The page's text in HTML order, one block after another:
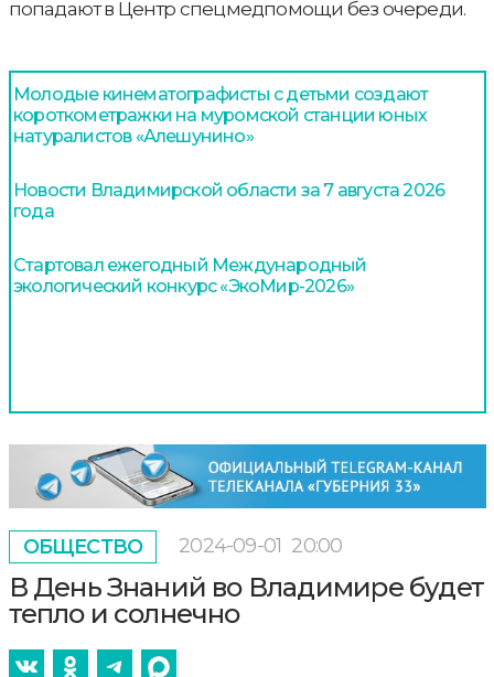
попадают в Центр спецмедпомощи без очереди.
Молодые кинематографисты с детьми создают
короткометражки на муромской станции юных
натуралистов «Алешунино»
Новости Владимирской области за 7 августа 2026
года
Стартовал ежегодный Международный
экологический конкурс «ЭкоМир-2026»
ОБЩЕСТВО 2024-09-01 20:00
В День Знаний во Владимире будет
тепло и солнечно